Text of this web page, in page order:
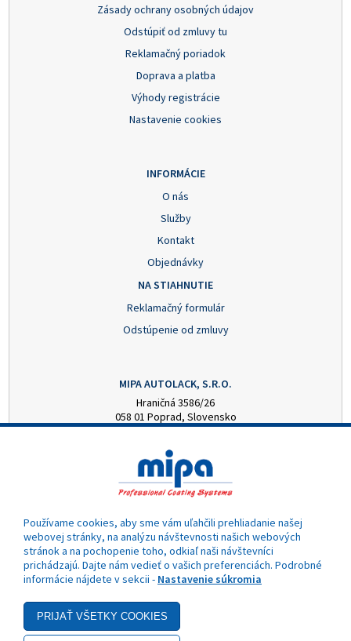
Zásady ochrany osobných údajov
Odstúpiť od zmluvy tu
Reklamačný poriadok
Doprava a platba
Výhody registrácie
Nastavenie cookies
INFORMÁCIE
O nás
Služby
Kontakt
Objednávky
NA STIAHNUTIE
Reklamačný formulár
Odstúpenie od zmluvy
MIPA AUTOLACK, S.R.O.
Hraničná 3586/26
058 01 Poprad, Slovensko
mipa@autolack.sk
OTVÁRACIE HODINY
Pondelok - Piatok: 8:00 - 16:00 hod.
Používame cookies, aby sme vám uľahčili prehliadanie našej
webovej stránky, na analýzu návštevnosti našich webových
stránok a na pochopenie toho, odkiaľ naši návštevníci
prichádzajú. Dajte nám vedieť o vašich preferenciách. Podrobné
informácie nájdete v sekcii - Nastavenie súkromia